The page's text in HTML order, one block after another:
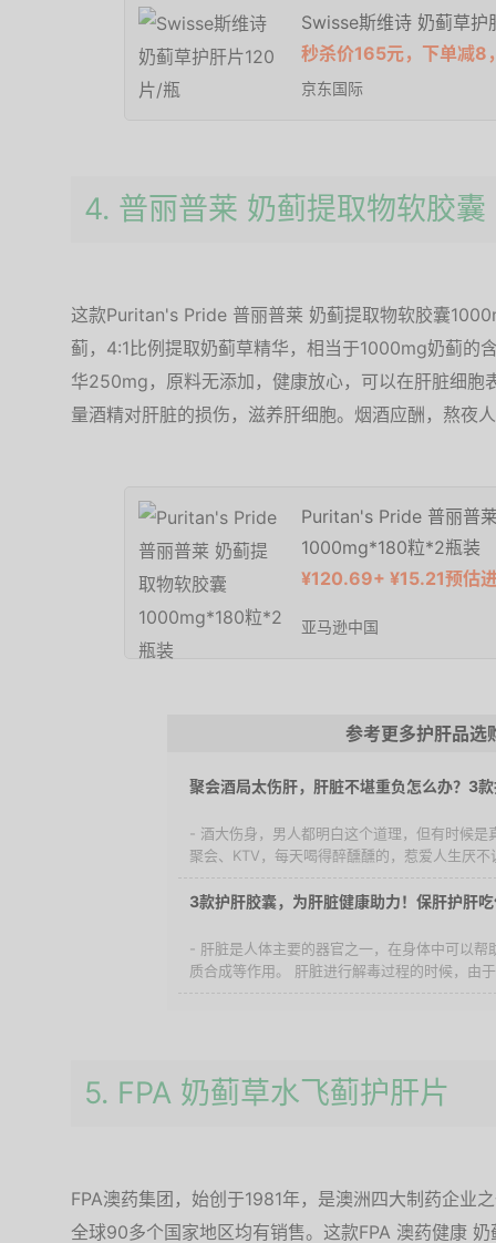
Swisse斯维诗 奶蓟草护
秒杀价165元，下单减8
京东国际
4. 普丽普莱 奶蓟提取物软胶囊
这款Puritan's Pride 普丽普莱 奶蓟提取物软胶囊
蓟，4:1比例提取奶蓟草精华，相当于1000mg奶蓟的
华250mg，原料无添加，健康放心，可以在肝脏细胞
量酒精对肝脏的损伤，滋养肝细胞。烟酒应酬，熬夜
Puritan's Pride 普丽普
1000mg*180粒*2瓶装
¥120.69+ ¥15.21预估
亚马逊中国
参考更多护肝品选
聚会酒局太伤肝，肝脏不堪重负怎么办？3
- 酒大伤身，男人都明白这个道理，但有时候是
聚会、KTV，每天喝得醉醺醺的，惹爱人生厌
3款护肝胶囊，为肝脏健康助力！保肝护肝
- 肝脏是人体主要的器官之一，在身体中可以帮
质合成等作用。 肝脏进行解毒过程的时候，由
5. FPA 奶蓟草水飞蓟护肝片
FPA澳药集团，始创于1981年，是澳洲四大制药企业
全球90多个国家地区均有销售。这款FPA 澳药健康